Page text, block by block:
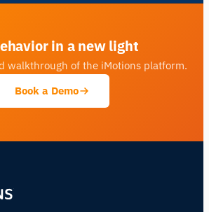
in a new light
walkthrough of the iMotions platform.
Book a Demo